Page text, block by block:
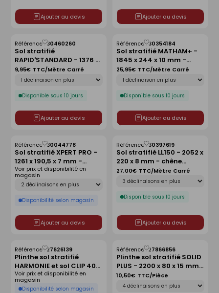
Ajouter au devis Ajouter au devis
Sol stratifié
RAPID'STANDARD - 1376 x
193 x 7 mm - Chamonix
Référence :30460260
Disponible sous 10 jours
9,95€ TTC/Mètre Carré
Ajouter au devis
Enregistrer
comme
liste
Sol stratifié MATHAM+ -
1845 x 244 x 10 mm -
chêne montagne naturel
Référence :30354184
Disponible sous 10 jours
25,95€ TTC/Mètre Carré
Ajouter au devis
Enregistrer
comme
liste
Sol stratifié XPERT PRO -
1261 x 190,5 x 7 mm -
Chêne jackson
Référence :30044778
Déclinaison
Disponibilité selon magasin
Voir prix et disponibilité en
magasin
Ajouter au devis
Enregistrer
comme
liste
Sol stratifié LL150 - 2052 x
220 x 8 mm - chêne
fissuré terra
Référence :30397619
Disponible sous 10 jours
27,00€ TTC/Mètre Carré
Ajouter au devis
Enregistrer
comme
liste
Plinthe sol stratifié
HARMONIE et sol CLIP 400
CLICK chêne grisé -
80x15mm - 2,20m
Référence :27626139
Disponibilité selon magasin
Voir prix et disponibilité en
magasin
Enregistrer
comme
liste
Plinthe sol stratifié SOLID
PLUS - 2200 x 80 x 15 mm -
chêne rafia
Référence :27866856
10,50€ TTC/Pièce
Enregistrer
comme
liste